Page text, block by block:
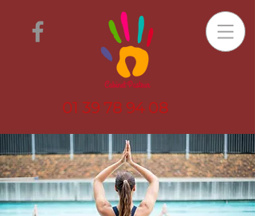
01 39 78 94 08